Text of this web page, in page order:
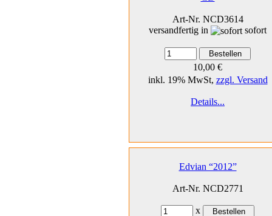
Art-Nr. NCD3614
versandfertig in
sofort
10,00 €
inkl. 19% MwSt, zzgl. Versand
Details...
Edvian “2012”
Art-Nr. NCD2771
x